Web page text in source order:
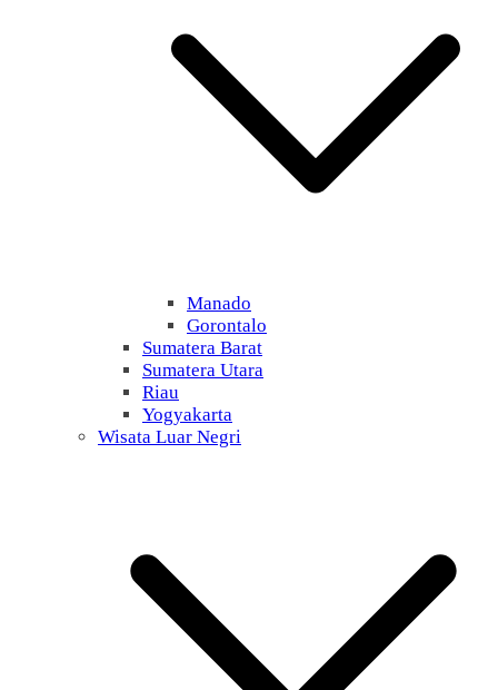
Manado
Gorontalo
Sumatera Barat
Sumatera Utara
Riau
Yogyakarta
Wisata Luar Negri